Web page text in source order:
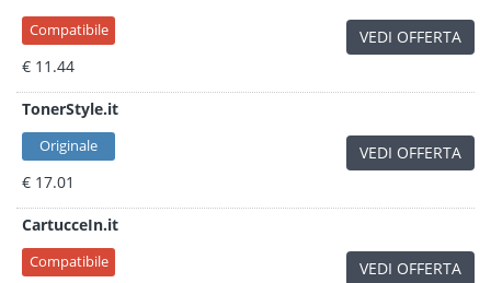
Compatibile
€ 11.44
VEDI OFFERTA
TonerStyle.it
Originale
€ 17.01
VEDI OFFERTA
CartucceIn.it
Compatibile VEDI OFFERTA